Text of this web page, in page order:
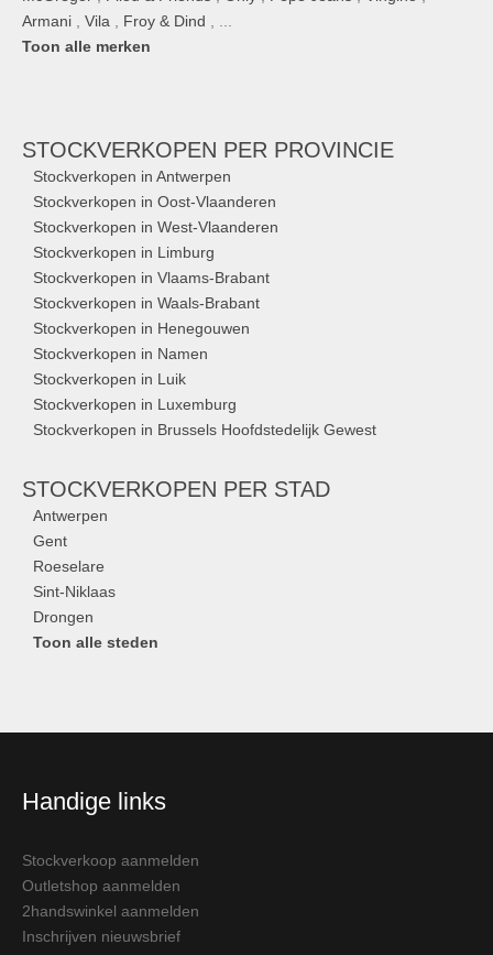
Armani
Vila Froy & Dind
Toon alle merken
STOCKVERKOPEN PER PROVINCIE
Stockverkopen in Antwerpen
Stockverkopen in Oost-Vlaanderen
Stockverkopen in West-Vlaanderen
Stockverkopen in Limburg
Stockverkopen in Vlaams-Brabant
Stockverkopen in Waals-Brabant
Stockverkopen in Henegouwen
Stockverkopen in Namen
Stockverkopen in Luik
Stockverkopen in Luxemburg
Stockverkopen in Brussels Hoofdstedelijk Gewest
STOCKVERKOPEN PER STAD
Antwerpen
Gent
Roeselare
Sint-Niklaas
Drongen
Toon alle steden
Handige links
Stockverkoop aanmelden
Outletshop aanmelden
2handswinkel aanmelden
Inschrijven nieuwsbrief